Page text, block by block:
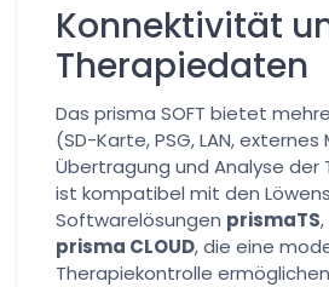
Konnektivität
Therapiedaten
Das prisma SOFT bietet
(SD-Karte, PSG, LAN,
Übertragung und Analyse der
ist kompatibel mit den
Softwarelösungen prismaTS,
prisma CLOUD, die eine
Therapiekontrolle